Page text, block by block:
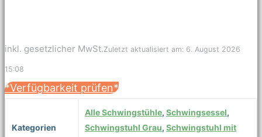
inkl. gesetzlicher MwSt.Zuletzt aktualisiert am: 6. August 2026
15:08
*Verfügbarkeit prüfen*
Kategorien
Alle Schwingstühle, Schwingsessel,
Schwingstuhl Grau, Schwingstuhl mit